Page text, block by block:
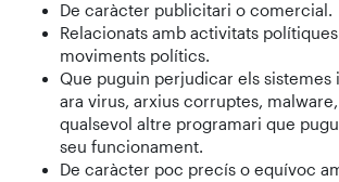
De caràcter publicitari o comercial.
Relacionats amb activitats
moviments polítics.
Que puguin perjudicar els sistemes
ara virus, arxius corruptes,
qualsevol altre programari que
seu funcionament.
De caràcter poc precís o equívoc